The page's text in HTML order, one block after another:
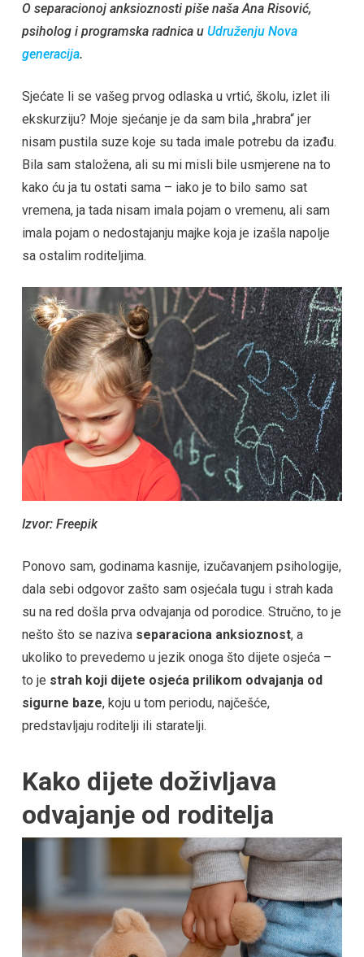
O separacionoj anksioznosti piše naša Ana Risović,
psiholog i programska radnica u Udruženju Nova
generacija.
Sjećate li se vašeg prvog odlaska u vrtić, školu, izlet ili
ekskurziju? Moje sjećanje je da sam bila „hrabra“ jer
nisam pustila suze koje su tada imale potrebu da izađu.
Bila sam staložena, ali su mi misli bile usmjerene na to
kako ću ja tu ostati sama – iako je to bilo samo sat
vremena, ja tada nisam imala pojam o vremenu, ali sam
imala pojam o nedostajanju majke koja je izašla napolje
sa ostalim roditeljima.
Izvor: Freepik
Ponovo sam, godinama kasnije, izučavanjem psihologije,
dala sebi odgovor zašto sam osjećala tugu i strah kada
su na red došla prva odvajanja od porodice. Stručno, to je
nešto što se naziva separaciona anksioznost, a
ukoliko to prevedemo u jezik onoga što dijete osjeća –
to je strah koji dijete osjeća prilikom odvajanja od
sigurne baze, koju u tom periodu, najčešće,
predstavljaju roditelji ili staratelji.
Kako dijete doživljava
odvajanje od roditelja